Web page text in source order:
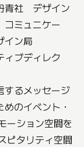
青社 デザイン
ミュニケー
イン局
ィブディレク
するメッセージ
のイベント・
ーション空間を
ピタリティ空間